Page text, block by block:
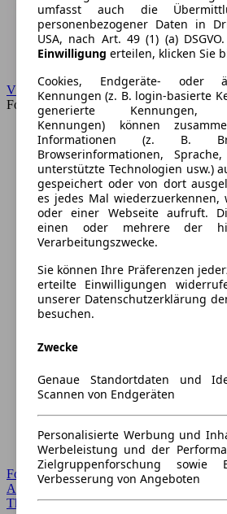
VW
Forum
Forum Startseite
Alle Auto-Foren
Themen-Forum
umfasst auch die
personenbezogener Daten in
USA, nach Art. 49 (1) (a)
Einwilligung erteilen, klicken Sie
Cookies, Endgeräte- oder
Kennungen (z. B. login-basierte
generierte Kennungen,
Kennungen) können
Informationen (z. B.
Browserinformationen,
unterstützte Technologien usw.)
gespeichert oder von dort
es jedes Mal wiederzuerkennen,
oder einer Webseite aufruft.
einen oder mehrere der
Verarbeitungszwecke.
Sie können Ihre Präferenzen
erteilte Einwilligungen
unserer Datenschutzerklärung
besuchen.
Zwecke
Genaue Standortdaten und
Scannen von Endgeräten
Personalisierte Werbung und
Werbeleistung und der
Zielgruppenforschung sowie
Verbesserung von Angeboten